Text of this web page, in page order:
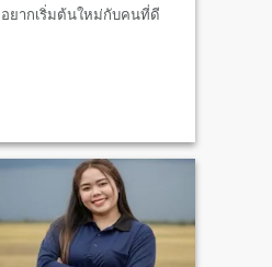
อยากเริ่มต้นใหม่กับคนที่ดี